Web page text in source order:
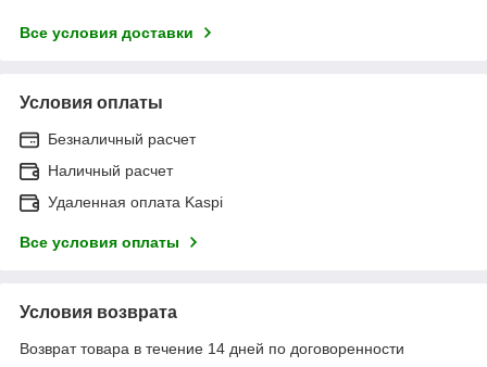
Все условия доставки
Условия оплаты
Безналичный расчет
Наличный расчет
Удаленная оплата Kaspi
Все условия оплаты
Условия возврата
Возврат товара в течение 14 дней по договоренности